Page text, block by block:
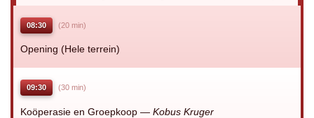
08:30 (20 min)
Opening (Hele terrein)
09:30 (30 min)
Koöperasie en Groepkoop — Kobus Kruger